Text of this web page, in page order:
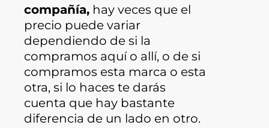
compañía, hay veces que el
precio puede variar
dependiendo de si la
compramos aquí o allí, o de si
compramos esta marca o esta
otra, si lo haces te darás
cuenta que hay bastante
diferencia de un lado en otro.